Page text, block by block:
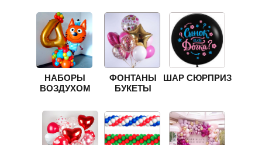
ФОНТАНЫ
БУКЕТЫ
ШАР СЮРПРИЗ
НАБОРЫ
ВОЗДУХОМ